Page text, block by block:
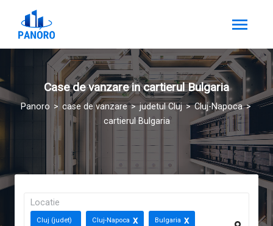
Case de vanzare in cartierul Bulgaria
Panoro case de vanzare judetul Cluj
Cluj-Napoca
cartierul Bulgaria
Locatie
Cluj (judet) Cluj-Napoca Bulgaria